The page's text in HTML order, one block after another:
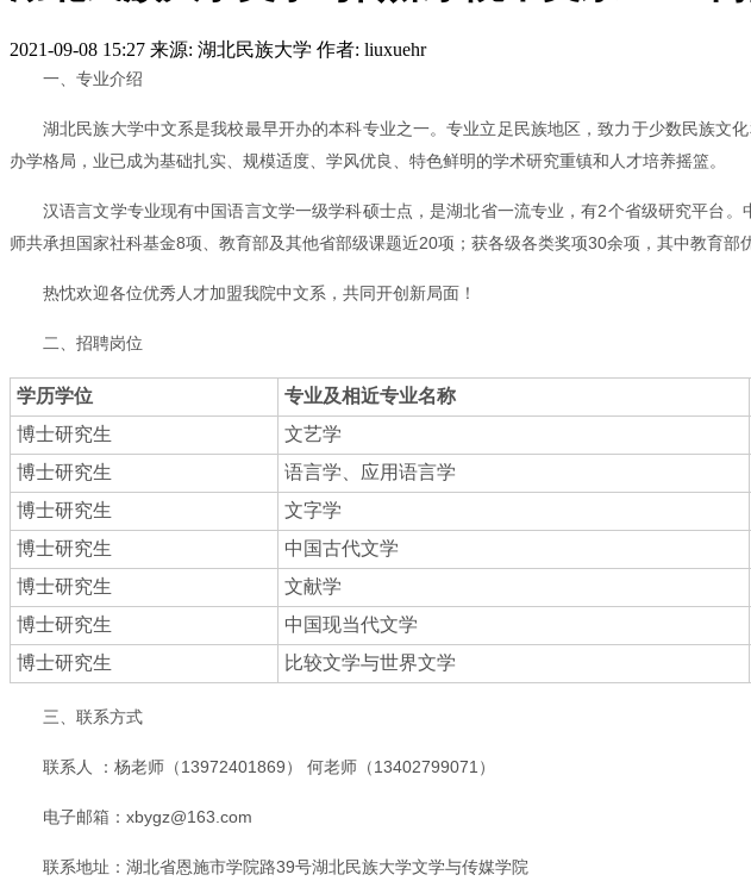
2021-09-08 15:27 来源: 湖北民族大学 作者: liuxuehr
一、专业介绍
湖北民族大学中文系是我校最早开办的本科专业之一。专业立足民族地区，致力于少数民族
办学格局，业已成为基础扎实、规模适度、学风优良、特色鲜明的学术研究重镇和人才培养摇篮。
汉语言文学专业现有中国语言文学一级学科硕士点，是湖北省一流专业，有2个省级研究平台
师共承担国家社科基金8项、教育部及其他省部级课题近20项；获各级各类奖项30余项，其中教育
热忱欢迎各位优秀人才加盟我院中文系，共同开创新局面！
二、招聘岗位
学历学位 专业及相近专业名称
博士研究生
文艺学
博士研究生 语言学、应用语言学
博士研究生
文字学
博士研究生
中国古代文学
博士研究生
文献学
博士研究生
中国现当代文学
博士研究生
比较文学与世界文学
三、联系方式
联系人 ：杨老师（13972401869） 何老师（13402799071）
电子邮箱：xbygz@163.com
联系地址：湖北省恩施市学院路39号湖北民族大学文学与传媒学院